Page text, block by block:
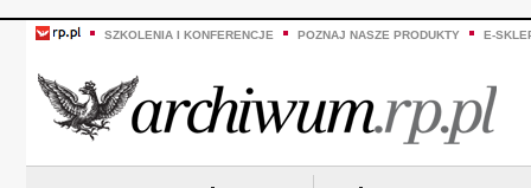
SZKOLENIA I KONFERENCJE POZNAJ NASZE PRODUKTY E-